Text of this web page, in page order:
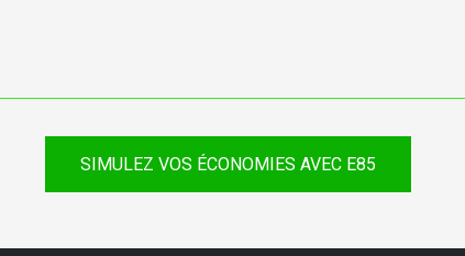
SIMULEZ VOS ÉCONOMIES AVEC E85